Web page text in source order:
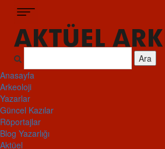
Ara
Anasayfa
Arkeoloji
Yazarlar
Güncel Kazılar
Röportajlar
Blog Yazarlığı
Aktüel